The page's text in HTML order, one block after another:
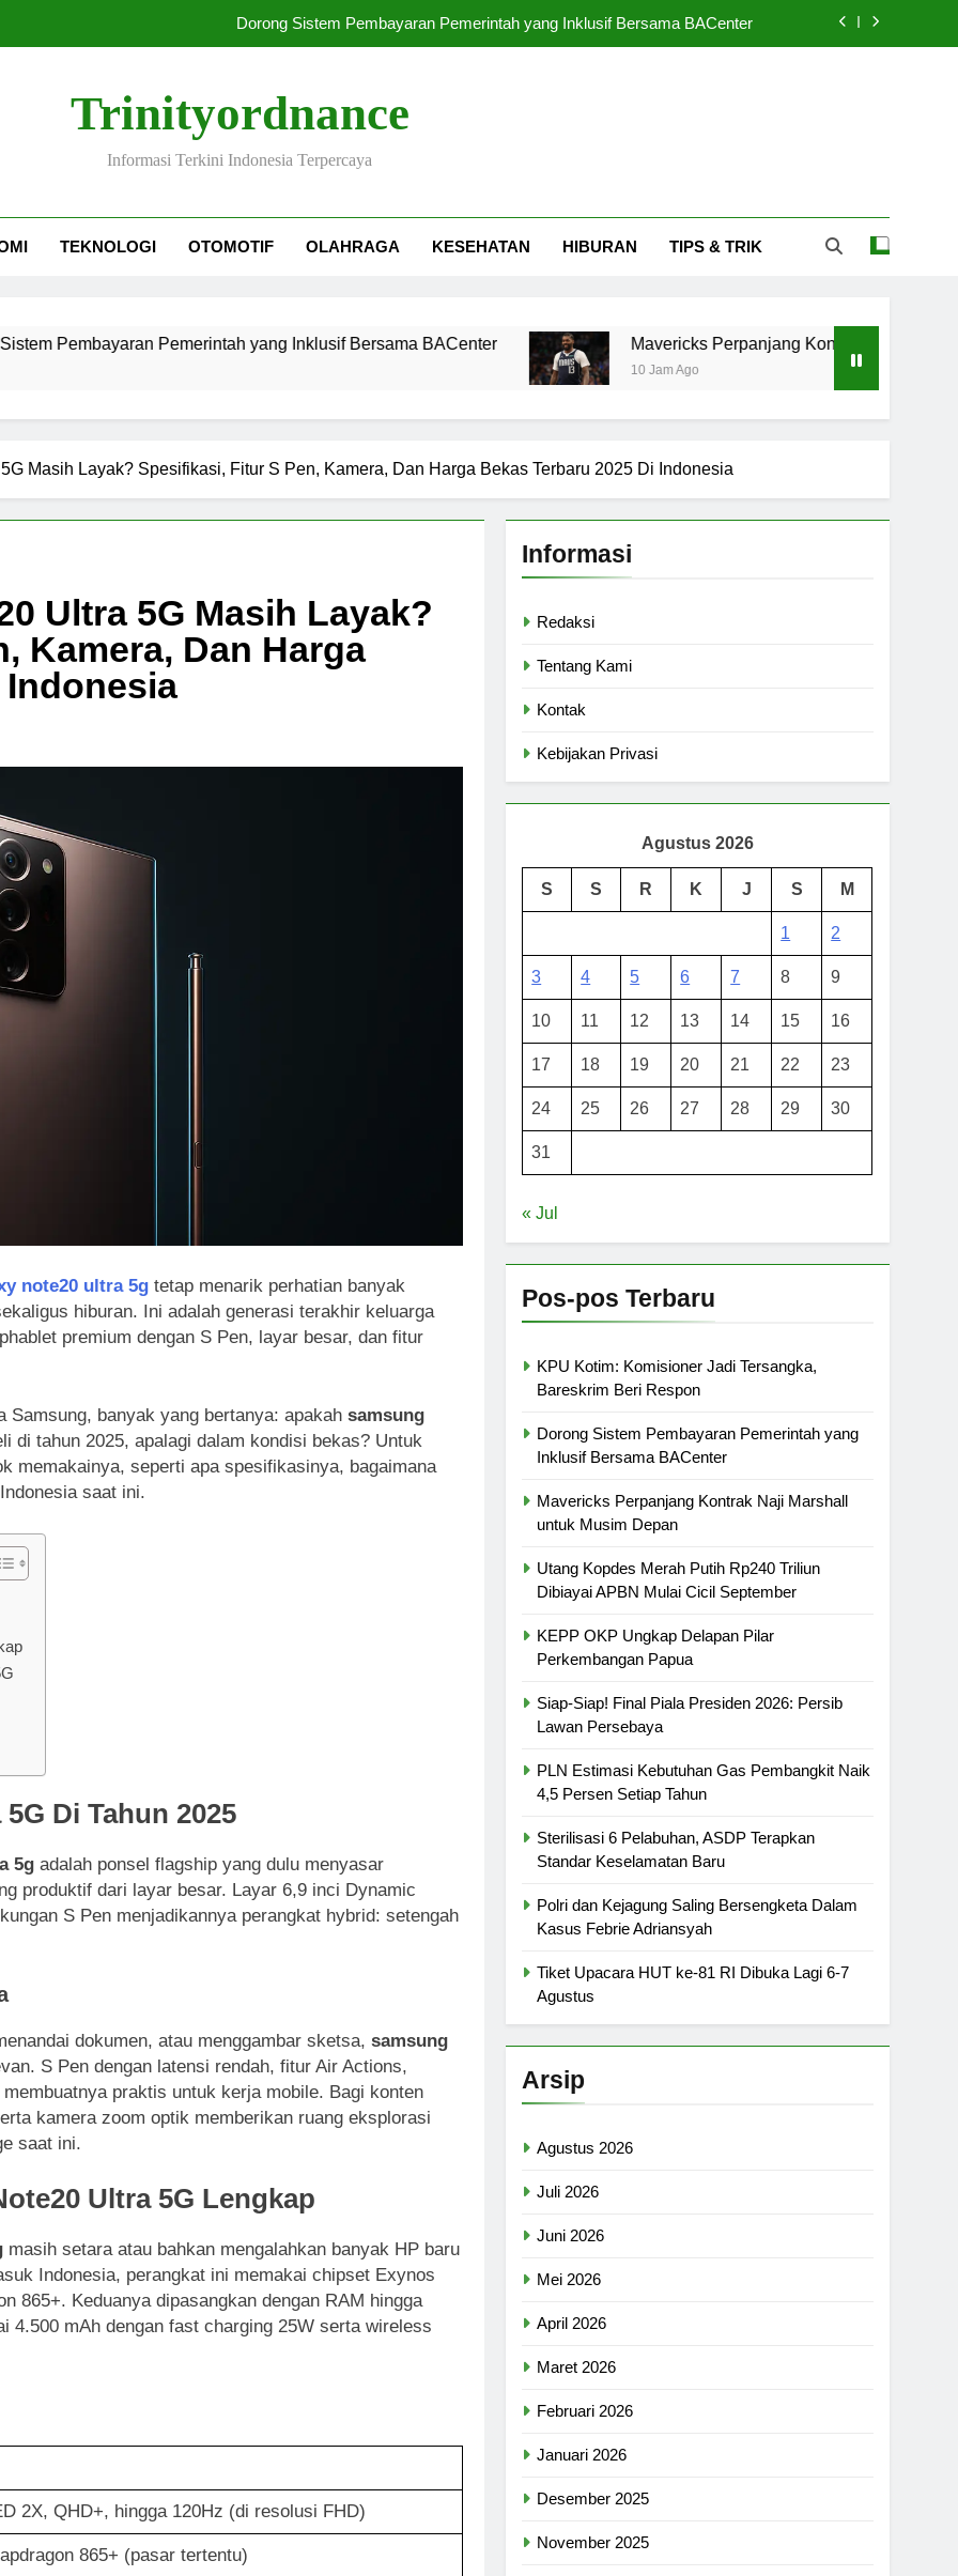
Dorong Sistem Pembayaran Pemerintah yang Inklusif Bersama BACenter
Utang Kopdes Merah Putih Rp240 Triliun Dibiayai APBN Mulai Cicil September
KPU Kotim: Komisioner Jadi Tersangka, Bareskrim Beri Respon
Trinityordnance
Informasi Terkini Indonesia Terpercaya
TEKNOLOGI OTOMOTIF OLAHRAGA KESEHATAN HIBURAN TIPS & TRIK
Pemerintah yang Inklusif Bersama BACenter Mavericks Perpanjang Kontrak Naji Marshall untuk
10 Jam Ago
Masih Layak? Spesifikasi, Fitur S Pen, Kamera, Dan Harga Bekas Terbaru 2025 Di Indonesia
Ultra 5G Masih Layak?
Kamera, Dan Harga
Indonesia
note20 ultra 5g tetap menarik perhatian banyak
hiburan. Ini adalah generasi terakhir keluarga
premium dengan S Pen, layar besar, dan fitur
banyak yang bertanya: apakah samsung
di tahun 2025, apalagi dalam kondisi bekas? Untuk
memakainya, seperti apa spesifikasinya, bagaimana
saat ini.
Di Tahun 2025
5g adalah ponsel flagship yang dulu menyasar
produktif dari layar besar. Layar 6,9 inci Dynamic
S Pen menjadikannya perangkat hybrid: setengah
dokumen, atau menggambar sketsa, samsung
S Pen dengan latensi rendah, fitur Air Actions,
praktis untuk kerja mobile. Bagi konten
kamera zoom optik memberikan ruang eksplorasi
saat ini.
Ultra 5G Lengkap
masih setara atau bahkan mengalahkan banyak HP baru
Indonesia, perangkat ini memakai chipset Exynos
865+. Keduanya dipasangkan dengan RAM hingga
4.500 mAh dengan fast charging 25W serta wireless
2X, QHD+, hingga 120Hz (di resolusi FHD)
865+ (pasar tertentu)
Informasi
Redaksi
Tentang Kami
Kontak
Kebijakan Privasi
Agustus 2026
S S R K J S M
1 2
3 4 5 6 7 8 9
10 11 12 13 14 15 16
17 18 19 20 21 22 23
24 25 26 27 28 29 30
31
« Jul
Pos-pos Terbaru
KPU Kotim: Komisioner Jadi Tersangka,
Bareskrim Beri Respon
Dorong Sistem Pembayaran Pemerintah yang
Inklusif Bersama BACenter
Mavericks Perpanjang Kontrak Naji Marshall
untuk Musim Depan
Utang Kopdes Merah Putih Rp240 Triliun
Dibiayai APBN Mulai Cicil September
KEPP OKP Ungkap Delapan Pilar
Perkembangan Papua
Siap-Siap! Final Piala Presiden 2026: Persib
Lawan Persebaya
PLN Estimasi Kebutuhan Gas Pembangkit Naik
4,5 Persen Setiap Tahun
Sterilisasi 6 Pelabuhan, ASDP Terapkan
Standar Keselamatan Baru
Polri dan Kejagung Saling Bersengketa Dalam
Kasus Febrie Adriansyah
Tiket Upacara HUT ke-81 RI Dibuka Lagi 6-7
Agustus
Arsip
Agustus 2026
Juli 2026
Juni 2026
Mei 2026
April 2026
Maret 2026
Februari 2026
Januari 2026
Desember 2025
November 2025